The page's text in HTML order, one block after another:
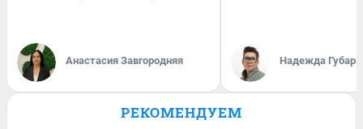
Анастасия Завгородняя Надежда Губарь
РЕКОМЕНДУЕМ